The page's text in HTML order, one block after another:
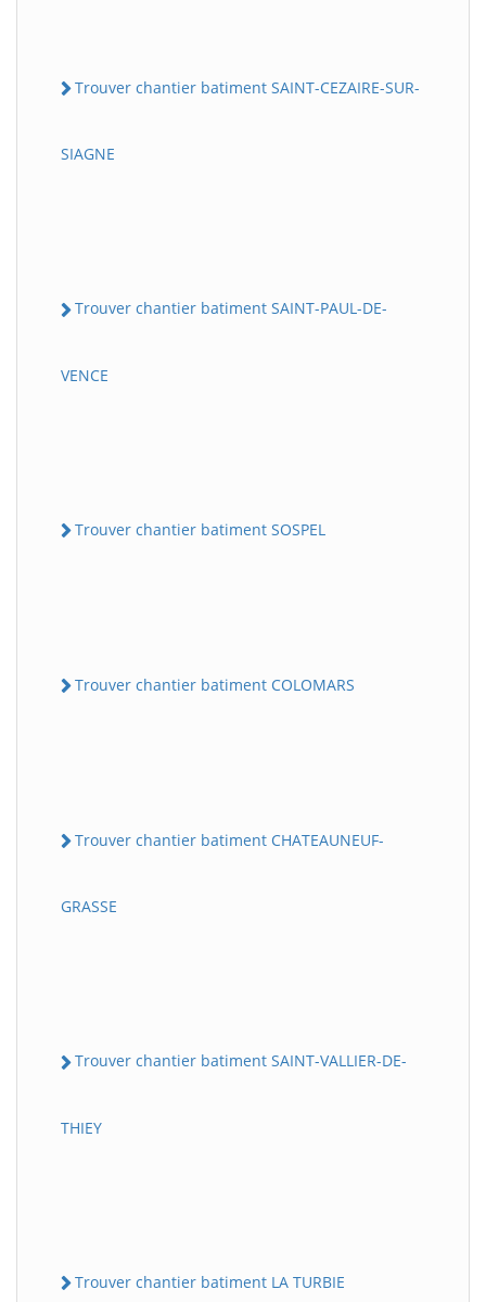
Trouver chantier batiment SAINT-CEZAIRE-SUR-
SIAGNE
Trouver chantier batiment SAINT-PAUL-DE-
VENCE
Trouver chantier batiment SOSPEL
Trouver chantier batiment COLOMARS
Trouver chantier batiment CHATEAUNEUF-
GRASSE
Trouver chantier batiment SAINT-VALLIER-DE-
THIEY
Trouver chantier batiment LA TURBIE